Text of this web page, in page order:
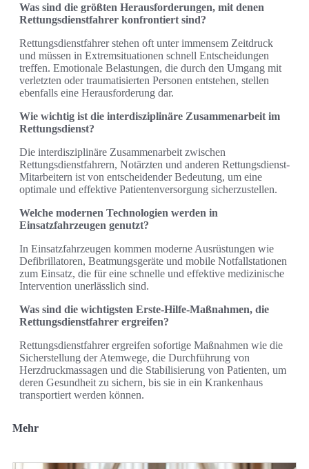
Was sind die größten Herausforderungen, mit denen
Rettungsdienstfahrer konfrontiert sind?
Rettungsdienstfahrer stehen oft unter immensem Zeitdruck
und müssen in Extremsituationen schnell Entscheidungen
treffen. Emotionale Belastungen, die durch den Umgang mit
verletzten oder traumatisierten Personen entstehen, stellen
ebenfalls eine Herausforderung dar.
Wie wichtig ist die interdisziplinäre Zusammenarbeit im
Rettungsdienst?
Die interdisziplinäre Zusammenarbeit zwischen
Rettungsdienstfahrern, Notärzten und anderen Rettungsdienst-
Mitarbeitern ist von entscheidender Bedeutung, um eine
optimale und effektive Patientenversorgung sicherzustellen.
Welche modernen Technologien werden in
Einsatzfahrzeugen genutzt?
In Einsatzfahrzeugen kommen moderne Ausrüstungen wie
Defibrillatoren, Beatmungsgeräte und mobile Notfallstationen
zum Einsatz, die für eine schnelle und effektive medizinische
Intervention unerlässlich sind.
Was sind die wichtigsten Erste-Hilfe-Maßnahmen, die
Rettungsdienstfahrer ergreifen?
Rettungsdienstfahrer ergreifen sofortige Maßnahmen wie die
Sicherstellung der Atemwege, die Durchführung von
Herzdruckmassagen und die Stabilisierung von Patienten, um
deren Gesundheit zu sichern, bis sie in ein Krankenhaus
transportiert werden können.
Mehr